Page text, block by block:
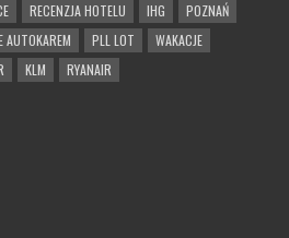
RECENZJA HOTELU IHG
POZNAŃ
AUTOKAREM
PLL LOT
WAKACJE
KLM RYANAIR